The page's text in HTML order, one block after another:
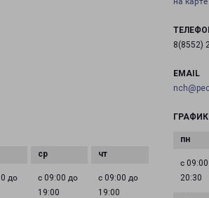
до
с 09:00 до
19:00
с 09:00 до
19:00
8(8552)
EMAIL
с
20:30